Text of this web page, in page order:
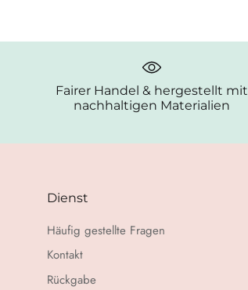
Fairer Handel & hergestellt mit
nachhaltigen Materialien
Dienst
Häufig gestellte Fragen
Kontakt
Rückgabe